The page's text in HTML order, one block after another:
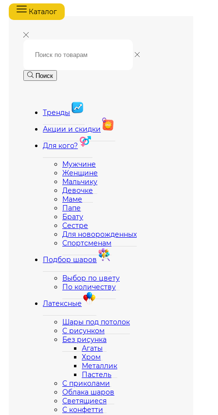
Каталог
Поиск
Тренды
Акции и скидки
Для кого?
Мужчине
Женщине
Мальчику
Девочке
Маме
Папе
Брату
Сестре
Для новорожденных
Спортсменам
Подбор шаров
Выбор по цвету
По количеству
Латексные
Шары под потолок
С рисунком
Без рисунка
Агаты
Хром
Металлик
Пастель
С приколами
Облака шаров
Светящиеся
С конфетти